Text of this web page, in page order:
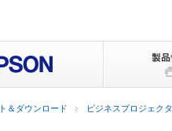
＆ダウンロード ビジネスプロジェク